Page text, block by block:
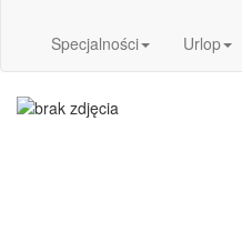
Specjalności Urlop